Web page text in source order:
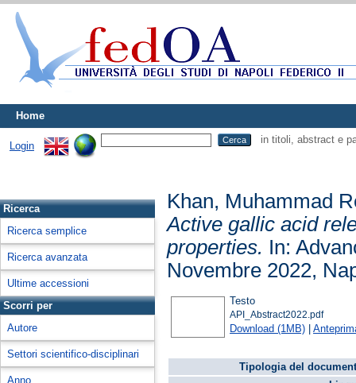
Home
Login
in titoli, abstract e
Ricerca
Ricerca semplice
Ricerca avanzata
Ultime accessioni
Scorri per
Autore
Settori scientifico-disciplinari
Anno
Khan, Muhammad
Active gallic acid
properties. In:
Novembre 2022,
Testo
API_Abstract2022.pdf
Download (1MB) |
Tipologia del